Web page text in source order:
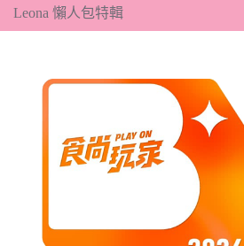
Leona 懶人包特輯